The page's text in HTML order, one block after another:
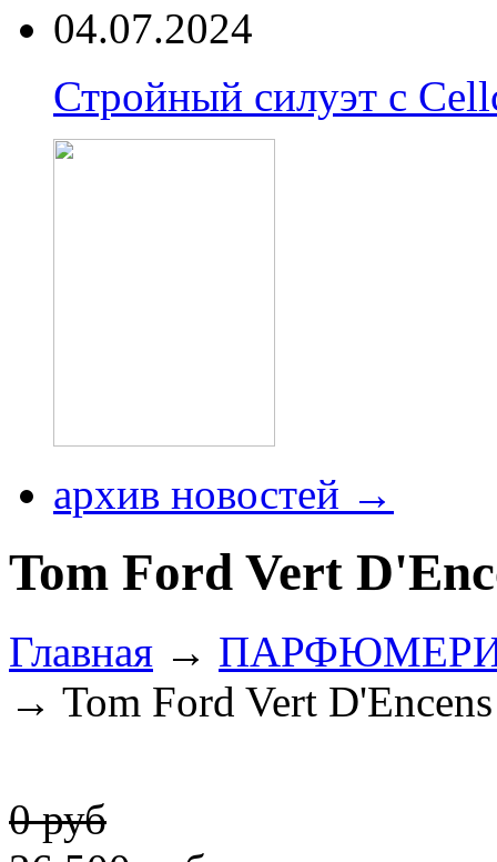
04.07.2024
Стройный силуэт с
архив новостей →
Tom Ford Vert
Главная →
→ Tom Ford Vert D'Encens
0 руб